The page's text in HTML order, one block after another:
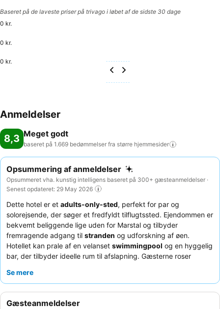
Baseret på de laveste priser på trivago i løbet af de sidste 30 dage
0 kr.
0 kr.
0 kr.
Anmeldelser
8,3 Meget godt
baseret på 1.669 bedømmelser fra større hjemmesider
Opsummering af anmeldelser
Opsummeret vha. kunstig intelligens baseret på 300+ gæsteanmeldelser ·
Senest opdateret: 29 May 2026
Dette hotel er et adults-only-sted, perfekt for par og
solorejsende, der søger et fredfyldt tilflugtssted. Ejendommen er
bekvemt beliggende lige uden for Marstal og tilbyder
fremragende adgang til stranden og udforskning af øen.
Hotellet kan prale af en velanset swimmingpool og en hyggelig
bar, der tilbyder ideelle rum til afslapning. Gæsterne roser
varierede, rigelige
Se mere
Gæsteanmeldelser